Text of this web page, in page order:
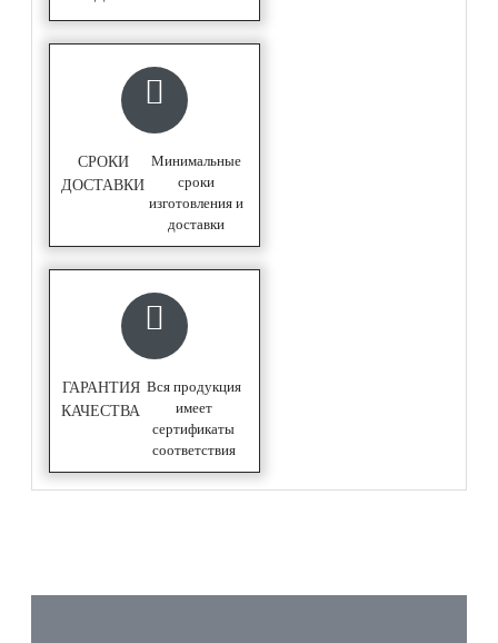
СРОКИ
ДОСТАВКИ
Минимальные
сроки
изготовления и
доставки
ГАРАНТИЯ
КАЧЕСТВА
Вся продукция
имеет
сертификаты
соответствия